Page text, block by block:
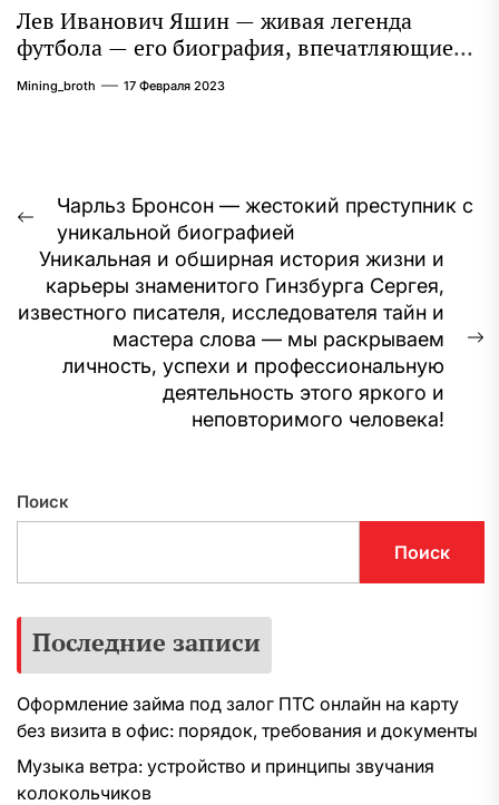
Лев Иванович Яшин — живая легенда
футбола — его биография, впечатляющие
достижения и интересная личная жизнь
Mining_broth 17 Февраля 2023
Навигация
по
записям
Предыдущая
запись:
Чарльз Бронсон — жестокий преступник с
уникальной биографией
Уникальная и обширная история жизни и
карьеры знаменитого Гинзбурга Сергея,
известного писателя, исследователя тайн и
мастера слова — мы раскрываем
личность, успехи и профессиональную
деятельность этого яркого и
неповторимого человека!
Поиск
Поиск
Последние записи
Оформление займа под залог ПТС онлайн на карту
без визита в офис: порядок, требования и документы
Музыка ветра: устройство и принципы звучания
колокольчиков